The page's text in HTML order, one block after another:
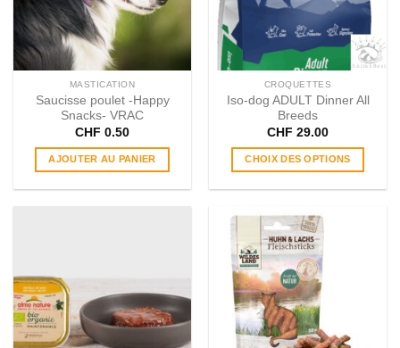
être
choisies
la
page
du
produit
MASTICATION
Saucisse poulet -Happy
Snacks- VRAC
CHF 0.50
AJOUTER AU PANIER
CROQUETTES
Iso-dog ADULT Dinner All
Breeds
CHF 29.00
CHOIX DES OPTIONS
a
plusieurs
variations.
Les
options
peuvent
être
choisies